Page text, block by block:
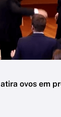
ovos em